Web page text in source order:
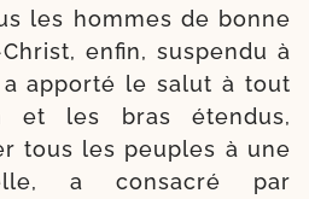
les hommes de bonne
enfin, sus­pen­du à
a appor­té le salut à tout
et les bras éten­dus,
tous les peuples à une
a consa­cré par